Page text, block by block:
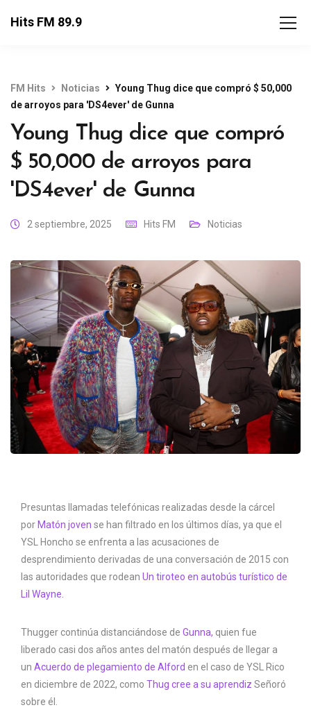
Hits FM 89.9
FM Hits Noticias
Young Thug dice que compró $ 50,000
de arroyos para 'DS4ever' de Gunna
Young Thug dice que compró
$ 50,000 de arroyos para
'DS4ever' de Gunna
2 septiembre, 2025 Hits FM Noticias
Presuntas llamadas telefónicas realizadas desde la cárcel
por Matón joven se han filtrado en los últimos días, ya que el
YSL Honcho se enfrenta a las acusaciones de
desprendimiento derivadas de una conversación de 2015 con
las autoridades que rodean Un tiroteo en autobús turístico de
Lil Wayne.
Thugger continúa distanciándose de Gunna, quien fue
liberado casi dos años antes del matón después de llegar a
un Acuerdo de plegamiento de Alford en el caso de YSL Rico
en diciembre de 2022, como Thug cree a su aprendiz Señoró
sobre él.